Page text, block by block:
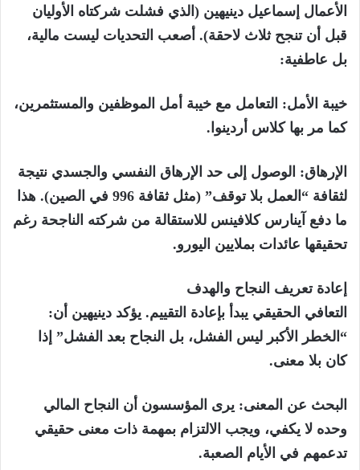
الأعمال إسماعيل دينيهين (الذي فشلت شركتاه الأوليان
قبل أن تنجح ثلاث لاحقة). أصعب التحديات ليست مالية،
بل عاطفية:
خيبة الأمل: التعامل مع خيبة أمل الموظفين والمستثمرين،
كما مر بها كلاس أردينوا.
الإرهاق: الوصول إلى حد الإرهاق النفسي والجسدي نتيجة
لثقافة “العمل بلا توقف” (مثل ثقافة 996 في الصين). هذا
ما دفع آينارس كلافينس للاستقالة من شركته الناجحة رغم
تحقيقها عائدات بملايين اليورو.
إعادة تعريف النجاح والهدف
التعافي الحقيقي يبدأ بإعادة التقييم. يؤكد دينيهين أن:
“الخطر الأكبر ليس الفشل، بل النجاح بعد الفشل” إذا
كان بلا معنى.
البحث عن المعنى: يرى المؤسسون أن النجاح المالي
وحده لا يكفي، ويجب الالتزام بمهمة ذات معنى حقيقي
تدعمهم في الأيام الصعبة.